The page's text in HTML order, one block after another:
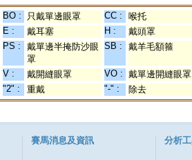
BO : 只戴單邊眼罩 CC :
喉托
E : 戴耳塞 H :
戴頭罩
PS :
戴單邊半掩防沙眼
罩
SB : 戴羊毛額箍
V : 戴開縫眼罩 VO : 戴單邊開縫眼罩
"2" : 重戴 "-" : 除去
賽馬消息及資訊 分析